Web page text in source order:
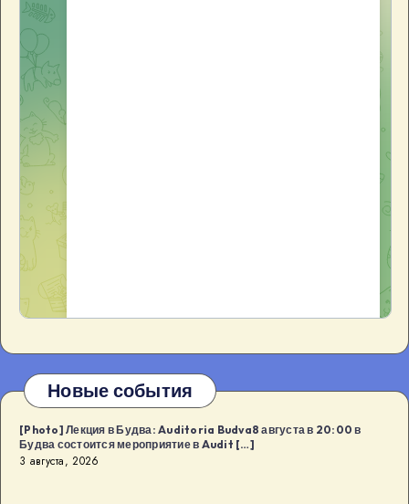
Новые события
[Photo] Лекция в Будва: Auditoria Budva8 августа в 20:00 в
Будва состоится мероприятие в Audit […]
3 августа, 2026